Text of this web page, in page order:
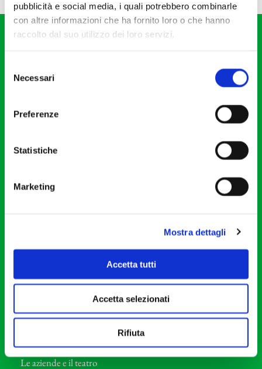
pubblicità e social media, i quali potrebbero combinarle
con altre informazioni che ha fornito loro o che hanno
raccolto dal suo utilizzo dei loro servizi.
delNecessari
Preferenze
Statistiche
Marketing
Mostra dettagli
Accetta tutti
Accetta selezionati
Rifiuta
Via S. Giovanni sul Muro, 2
Cod. Fisc. 80078650159
Orchestra I Pomeriggi Musicali
Direttore Artistico
Professori d’Orchestra
Eventi Corporate
Le aziende e il teatro